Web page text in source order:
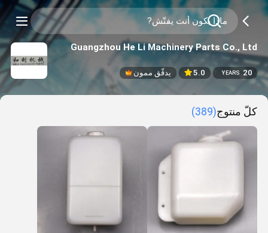
Guangzhou He Li Machinery Parts Co., Ltd
20
YEARS
5.0 يدقّق ممون
كلّ منتوج(389)